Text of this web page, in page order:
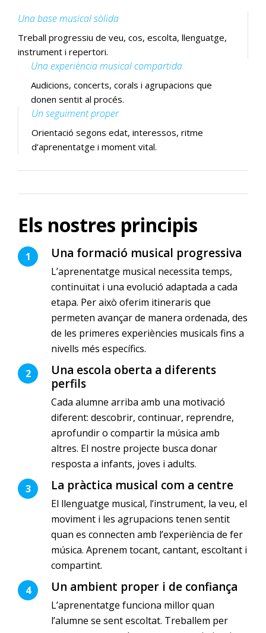
Una base musical sòlida
Treball progressiu de veu, cos, escolta, llenguatge,
instrument i repertori.
Una experiència musical compartida
Audicions, concerts, corals i agrupacions que
donen sentit al procés.
Un seguiment proper
Orientació segons edat, interessos, ritme
d’aprenentatge i moment vital.
Els nostres principis
1 Una formació musical progressiva
L’aprenentatge musical necessita temps,
continuïtat i una evolució adaptada a cada
etapa. Per això oferim itineraris que
permeten avançar de manera ordenada, des
de les primeres experiències musicals fins a
nivells més específics.
2
Una escola oberta a diferents
perfils
Cada alumne arriba amb una motivació
diferent: descobrir, continuar, reprendre,
aprofundir o compartir la música amb
altres. El nostre projecte busca donar
resposta a infants, joves i adults.
3
La pràctica musical com a centre
El llenguatge musical, l’instrument, la veu, el
moviment i les agrupacions tenen sentit
quan es connecten amb l’experiència de fer
música. Aprenem tocant, cantant, escoltant i
compartint.
4
Un ambient proper i de confiança
L’aprenentatge funciona millor quan
l’alumne se sent escoltat. Treballem per